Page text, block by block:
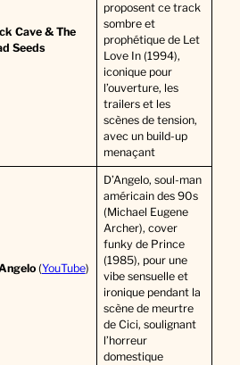
Cave & The
Seeds
proposent ce track
sombre et
prophétique de Let
Love In (1994),
iconique pour
l’ouverture, les
trailers et les
scènes de tension,
avec un build-up
menaçant
(YouTube)
D’Angelo, soul-man
américain des 90s
(Michael Eugene
Archer), cover
funky de Prince
(1985), pour une
vibe sensuelle et
ironique pendant la
scène de meurtre
de Cici, soulignant
l’horreur
domestique